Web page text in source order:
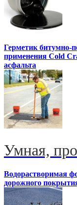
Герметик битумно-
применения Cold
асфальта
Умная,
Водорастворимая
дорожного